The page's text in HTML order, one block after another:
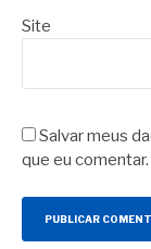
Site
Salvar meus
que eu comentar.